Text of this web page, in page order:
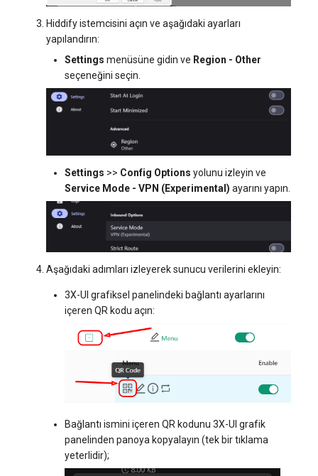
Hiddify istemcisini açın ve aşağıdaki ayarları
yapılandırın:
Settings menüsüne gidin ve Region - Other
seçeneğini seçin.
Settings >> Config Options yolunu izleyin ve
Service Mode - VPN (Experimental) ayarını yapın.
Aşağıdaki adımları izleyerek sunucu verilerini ekleyin:
3X-UI grafiksel panelindeki bağlantı ayarlarını
içeren QR kodu açın:
Bağlantı ismini içeren QR kodunu 3X-UI grafik
panelinden panoya kopyalayın (tek bir tıklama
yeterlidir);